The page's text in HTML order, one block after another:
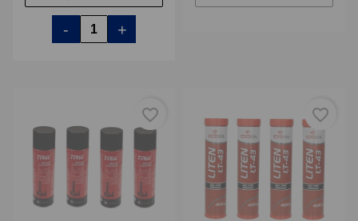
- +
favorite_border favorite_border